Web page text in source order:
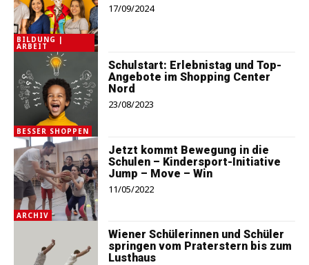
BILDUNG |
ARBEIT
17/09/2024
BESSER SHOPPEN
Schulstart: Erlebnistag und Top-
Angebote im Shopping Center
Nord
23/08/2023
ARCHIV
Jetzt kommt Bewegung in die
Schulen – Kindersport-Initiative
Jump – Move – Win
11/05/2022
Wiener Schülerinnen und Schüler
springen vom Praterstern bis zum
Lusthaus